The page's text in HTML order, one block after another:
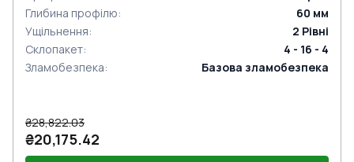
Глибина профілю: 60 мм
Ущільнення: 2 Рівні
Склопакет:
4 - 16 - 4
Зламобезпека: Базова зламобезпека
₴28,822.03
₴20,175.42